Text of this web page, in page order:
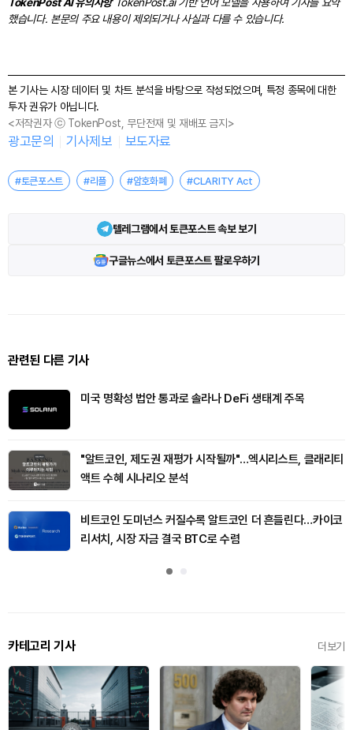
TokenPost AI 유의사항TokenPost.ai 기반 언어 모델을 사용하여 기사를 요약
했습니다. 본문의 주요 내용이 제외되거나 사실과 다를 수 있습니다.
본 기사는 시장 데이터 및 차트 분석을 바탕으로 작성되었으며, 특정 종목에 대한
투자 권유가 아닙니다.
<저작권자 ⓒ TokenPost, 무단전재 및 재배포 금지>
광고문의 기사제보 보도자료
#토큰포스트 #리플 #암호화폐 #CLARITY Act
텔레그램에서 토큰포스트 속보 보기
구글뉴스에서 토큰포스트 팔로우하기
관련된 다른 기사
미국 명확성 법안 통과로 솔라나 DeFi 생태계 주목
"알트코인, 제도권 재평가 시작될까"…엑시리스트, 클래리티
액트 수혜 시나리오 분석
비트코인 도미넌스 커질수록 알트코인 더 흔들린다…카이코
리서치, 시장 자금 결국 BTC로 수렴
카테고리 기사 더보기